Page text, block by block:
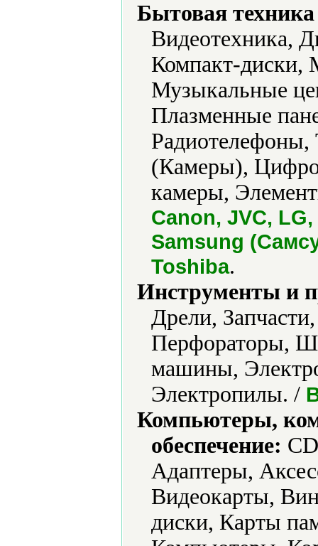
Бытовая
Видеотехника,
Компакт-
Музыкальные
Плазменные
Радиотелефоны,
(Камеры),
камеры,
Canon, JVC,
Samsung
Toshiba.
Инструменты и
Дрели,
Перфораторы,
машины,
Электропилы. /
Компьютеры,
обеспечение:
Адаптеры,
Видеокарты,
диски, Карты